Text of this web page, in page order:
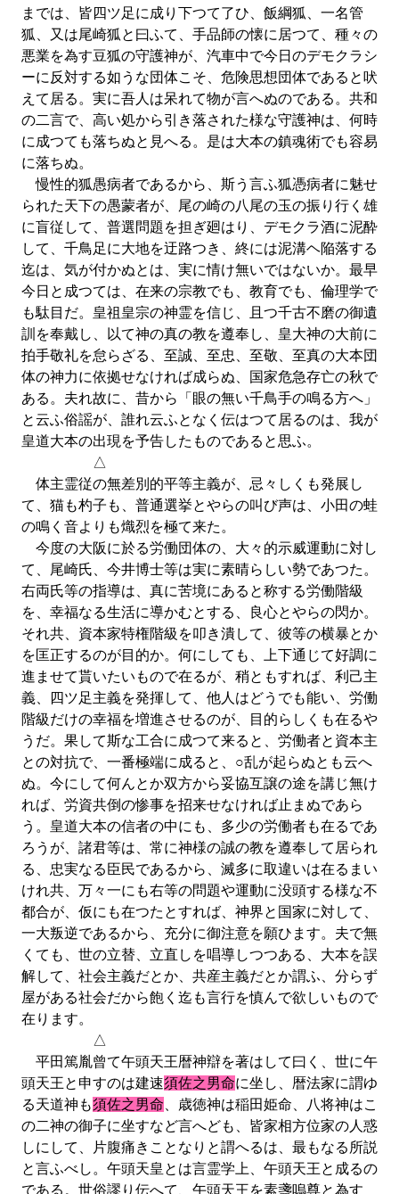
までは、皆四ツ足に成り下つて了ひ、飯綱狐、一名管
狐、又は尾崎狐と曰ふて、手品師の懐に居つて、種々の
悪業を為す豆狐の守護神が、汽車中で今日のデモクラシ
ーに反対する如うな団体こそ、危険思想団体であると吠
えて居る。実に吾人は呆れて物が言へぬのである。共和
の二言で、高い処から引き落された様な守護神は、何時
に成つても落ちぬと見へる。是は大本の鎮魂術でも容易
に落ちぬ。
慢性的狐愚病者であるから、斯う言ふ狐憑病者に魅せ
られた天下の愚蒙者が、尾の崎の八尾の玉の振り行く雄
に盲従して、普選問題を担ぎ廻はり、デモクラ酒に泥酔
して、千鳥足に大地を迂路つき、終には泥溝ヘ陥落する
迄は、気が付かぬとは、実に情け無いではないか。最早
今日と成つては、在来の宗教でも、教育でも、倫理学で
も駄目だ。皇祖皇宗の神霊を信じ、且つ千古不磨の御遺
訓を奉戴し、以て神の真の教を遵奉し、皇大神の大前に
拍手敬礼を怠らざる、至誠、至忠、至敬、至真の大本団
体の神力に依拠せなければ成らぬ、国家危急存亡の秋で
ある。夫れ故に、昔から「眼の無い千鳥手の鳴る方へ」
と云ふ俗謡が、誰れ云ふとなく伝はつて居るのは、我が
皇道大本の出現を予告したものであると思ふ。
△
体主霊従の無差別的平等主義が、忌々しくも発展し
て、猫も杓子も、普通選挙とやらの叫び声は、小田の蛙
の鳴く音よりも熾烈を極て来た。
今度の大阪に於る労働団体の、大々的示威運動に対し
て、尾崎氏、今井博士等は実に素晴らしい勢であつた。
右両氏等の指導は、真に苦境にあると称する労働階級
を、幸福なる生活に導かむとする、良心とやらの閃か。
それ共、資本家特権階級を叩き潰して、彼等の横暴とか
を匡正するのが目的か。何にしても、上下通じて好調に
進ませて貰いたいもので在るが、稍ともすれば、利己主
義、四ツ足主義を発揮して、他人はどうでも能い、労働
階級だけの幸福を増進させるのが、目的らしくも在るや
うだ。果して斯な工合に成つて来ると、労働者と資本主
との対抗で、一番極端に成ると、○乱が起らぬとも云へ
ぬ。今にして何んとか双方から妥協互譲の途を講じ無け
れば、労資共倒の惨事を招来せなければ止まぬであら
う。皇道大本の信者の中にも、多少の労働者も在るであ
ろうが、諸君等は、常に神様の誠の教を遵奉して居られ
る、忠実なる臣民であるから、滅多に取違いは在るまい
けれ共、万々一にも右等の問題や運動に没頭する様な不
都合が、仮にも在つたとすれば、神界と国家に対して、
一大叛逆であるから、充分に御注意を願ひます。夫で無
くても、世の立替、立直しを唱導しつつある、大本を誤
解して、社会主義だとか、共産主義だとか謂ふ、分らず
屋がある社会だから飽く迄も言行を慎んで欲しいもので
在ります。
△
平田篤胤曾て午頭天王暦神辯を著はして曰く、世に午
頭天王と申すのは建速須佐之男命に坐し、暦法家に謂ゆ
る天道神も須佐之男命 、歳徳神は稲田姫命、八将神はこ
の二神の御子に坐すなど言へども、皆家相方位家の人惑
しにして、片腹痛きことなりと謂へるは、最もなる所説
と言ふべし。午頭天皇とは言霊学上、午頭天王と成るの
である。世俗謬り伝へて、午頭天王を素盞嗚尊と為す